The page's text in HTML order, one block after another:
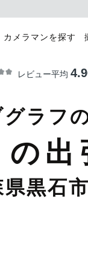
カメラマンを探す
レビュー平均
グラフ
出
黒石市